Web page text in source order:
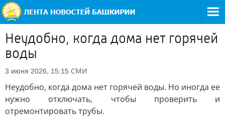
Неудобно, когда дома нет горячей
воды
3 июня 2026, 15:15 СМИ
Неудобно, когда дома нет горячей воды. Но иногда ее
нужно отключать, чтобы проверить и
отремонтировать трубы.